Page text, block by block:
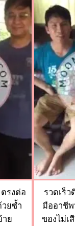
รงต่อ
วยซ้ำ
ย
รวดเร็ว
มืออาชี
ของไม่เ